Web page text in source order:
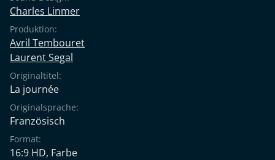
Charles Linmer
Produktion:
Avril Tembouret
Laurent Segal
Originaltitel:
La journée
Originalsprache:
Französisch
Format:
16:9 HD, Farbe